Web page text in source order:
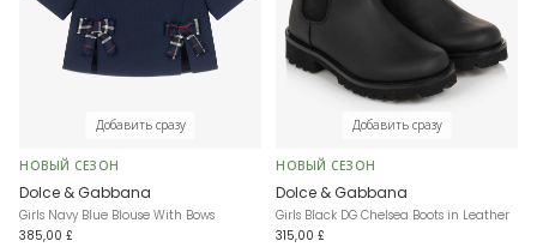
Добавить сразу
НОВЫЙ СЕЗОН
Dolce & Gabbana
Girls Navy Blue Blouse With Bows
385,00 £
Добавить сразу
НОВЫЙ СЕЗОН
Dolce & Gabbana
Girls Black DG Chelsea Boots in Leather
315,00 £